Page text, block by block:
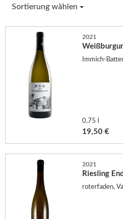
Sortierung wählen
2021
Immich-
0,75 l
19,50 €
2021
Riesling
roterfaden,